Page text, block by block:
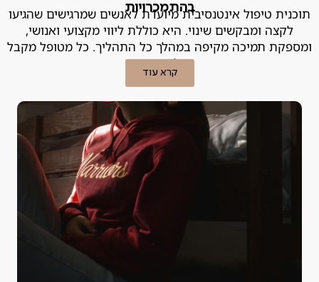
בהתמכרויות
תוכנית טיפול אינטנסיבית מיועדת לאנשים שמרגישים שהגיעו
לקצה ומבקשים שינוי. היא כוללת ליווי מקצועי ואנושי,
ומספקת תמיכה מקיפה במהלך כל התהליך. כל מטופל מקבל
מעטפת טיפולית מותאמת אישית.
קרא עוד